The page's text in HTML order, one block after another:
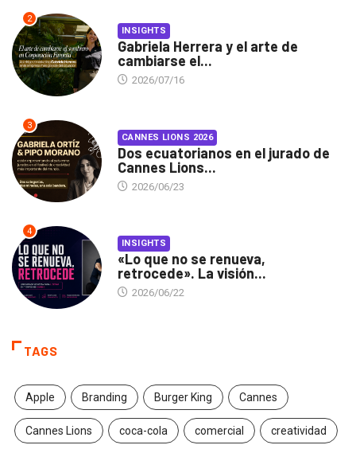
2
INSIGHTS
Gabriela Herrera y el arte de
cambiarse el...
2026/07/16
3
CANNES LIONS 2026
Dos ecuatorianos en el jurado de
Cannes Lions...
2026/06/23
4
INSIGHTS
«Lo que no se renueva,
retrocede». La visión...
2026/06/22
TAGS
Apple Branding Burger King Cannes
Cannes Lions coca-cola comercial creatividad